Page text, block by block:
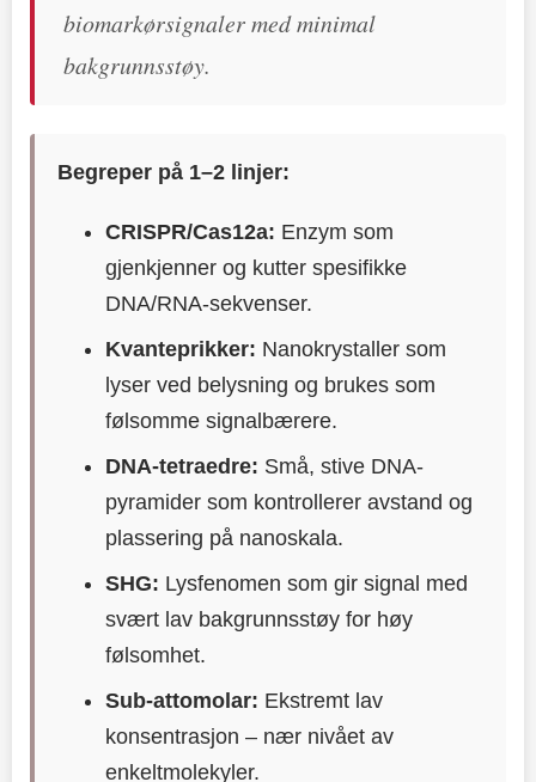
biomarkørsignaler med minimal
bakgrunnsstøy.
Begreper på 1–2 linjer:
CRISPR/Cas12a: Enzym som
gjenkjenner og kutter spesifikke
DNA/RNA-sekvenser.
Kvanteprikker: Nanokrystaller som
lyser ved belysning og brukes som
følsomme signalbærere.
DNA-tetraedre: Små, stive DNA-
pyramider som kontrollerer avstand og
plassering på nanoskalа.
SHG: Lysfenomen som gir signal med
svært lav bakgrunnsstøy for høy
følsomhet.
Sub-attomolar: Ekstremt lav
konsentrasjon – nær nivået av
enkeltmolekyler.